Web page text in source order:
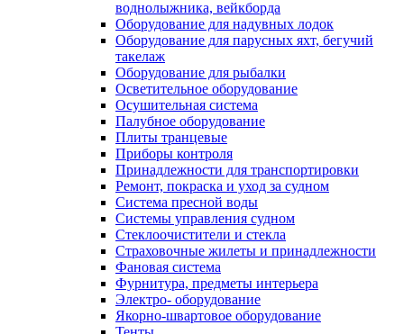
воднолыжника, вейкборда
Оборудование для надувных лодок
Оборудование для парусных яхт, бегучий
такелаж
Оборудование для рыбалки
Осветительное оборудование
Осушительная система
Палубное оборудование
Плиты транцевые
Приборы контроля
Принадлежности для транспортировки
Ремонт, покраска и уход за судном
Система пресной воды
Системы управления судном
Стеклоочистители и стекла
Страховочные жилеты и принадлежности
Фановая система
Фурнитура, предметы интерьера
Электро- оборудование
Якорно-швартовое оборудование